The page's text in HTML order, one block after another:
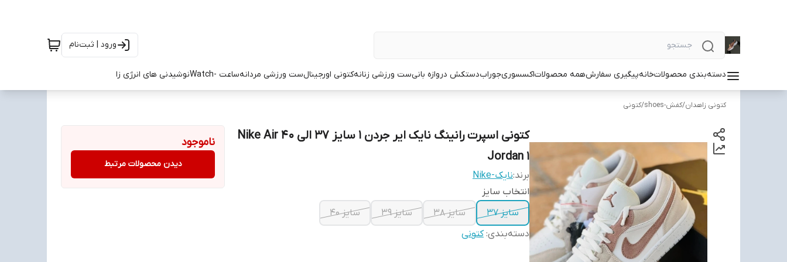
ورود | ثبت‌نام
دسته‌بندی محصولاتخانهپیگیری سفارشهمه محصولاتاکسسوریجورابدستکش دروازه بانیست ورزشی زنانهکتونی اورجینالست ورزشی مردانهساعت -Watch نوشیدنی های انرژی زا
کتونی زاهدان/کفش-shoes /کتونی
کتونی اسپرت رانینگ نایک ایر جردن 1 سایز 37 الی 40 Nike Air
Jordan 1
برند:نایک-Nike
انتخاب سایز
سایز 37
سایز 38 سایز 39
سایز 40
دسته‌بندی:کتونی
ناموجود
دیدن محصولات مرتبط